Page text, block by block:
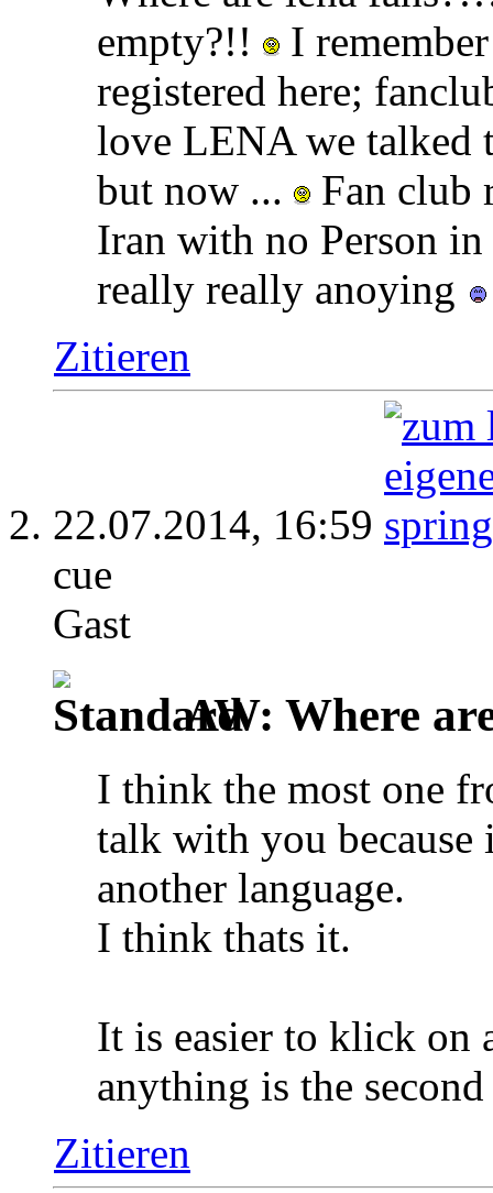
empty?!!
I
registered here;
love LENA we talked
but now ...
Fan club
Iran with no Person
really really anoying
Zitieren
22.07.2014, 16:59
cue
Gast
AW: Where
I think the most one
talk with you
another language.
I think thats it.
It is easier to klick
anything is the
Zitieren